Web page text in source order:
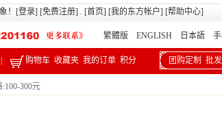
！[登录] [免费注册] . [首页] [我的东方帐户] [帮助中心]
繁體版 ENGLISH 日本語
购物车 收藏夹 我的订单 积分 团购定制 批
:100-300元